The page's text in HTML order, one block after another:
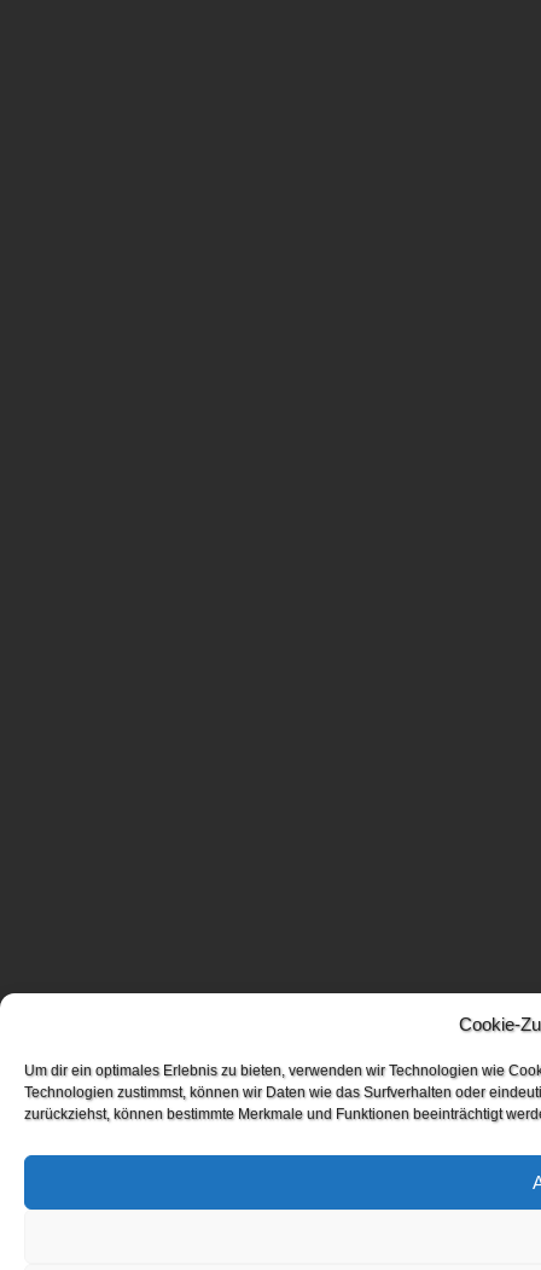
Cookie-
Um dir ein optimales Erlebnis zu bieten, verwenden wir Technologien wie
Technologien zustimmst, können wir Daten wie das Surfverhalten oder
zurückziehst, können bestimmte Merkmale und Funktionen beeinträchtigt